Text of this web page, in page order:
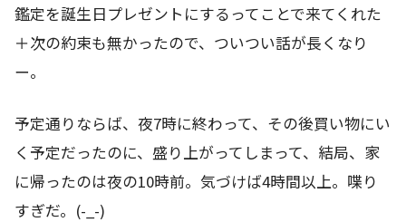
鑑定を誕生日プレゼントにするってことで来てくれた
＋次の約束も無かったので、ついつい話が長くなり
ー。
予定通りならば、夜7時に終わって、その後買い物にい
く予定だったのに、盛り上がってしまって、結局、家
に帰ったのは夜の10時前。気づけば4時間以上。喋り
すぎだ。(-_-)